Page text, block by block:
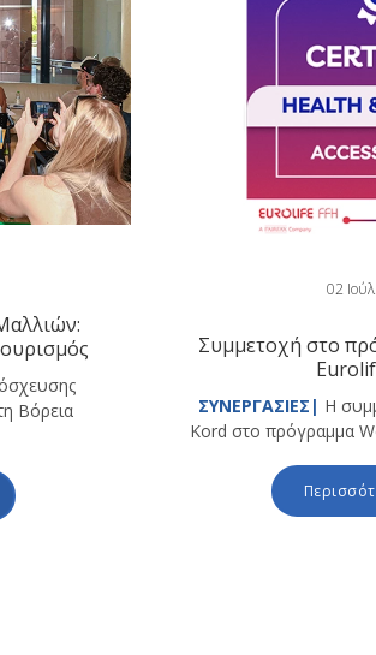
Βόρεια
02
Συμμετοχή στο
ΣΥΝΕΡΓΑΣΙΕΣ| Η
Kord στο πρόγραμμα